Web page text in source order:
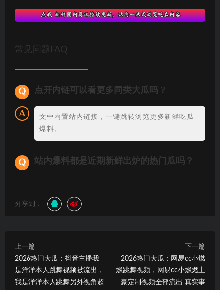
常见问题FAQ
点开内链可以看更多同类大瓜吗？
文中内置站内链接，一键跳转浏览更多新鲜吃瓜
爆料。
站内爆料都是近期新鲜出炉的热门瓜吗？
分享到：
上一篇
2026热门大瓜：抖音主播我
是洋洋本人跳舞视频被流出，
我是洋洋本人跳舞另外视角超
下一篇
2026热门大瓜：网易cc小燃
燃跳舞视频，网易cc小燃燃土
豪定制视频全部流出 真实事